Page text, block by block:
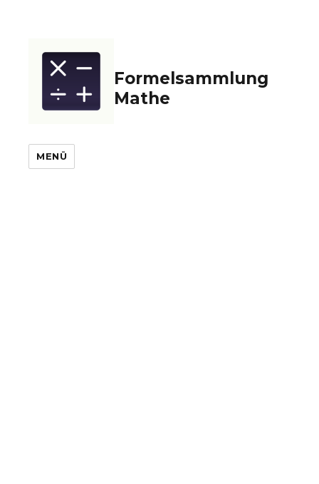
Formelsammlung
Mathe
MENÜ